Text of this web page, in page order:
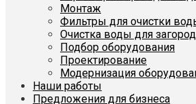
Монтаж
Фильтры для очистки
Очистка воды для
Подбор оборудования
Проектирование
Модернизация
Наши работы
Предложения для бизнеса